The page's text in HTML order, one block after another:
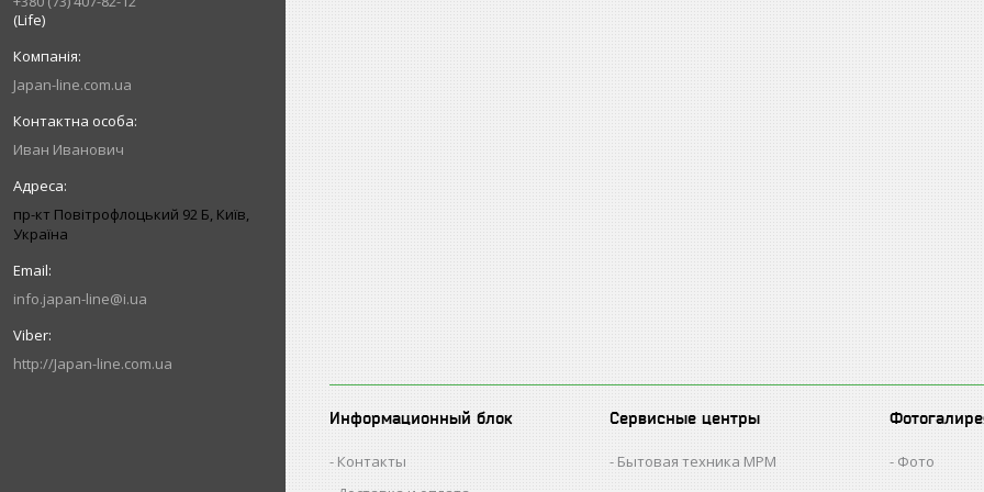
(Life)
Japan-line.com.ua
Иван Иванович
пр-кт Повітрофлоцький 92 Б, Київ,
Україна
info.japan-line@i.ua
http://Japan-line.com.ua
Информационный блок
Контакты
Сервисные центры
Бытовая техника MPM Фото